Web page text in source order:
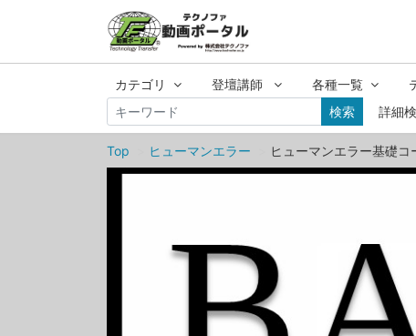
カテゴリ 登壇講師 各種一覧
検索
詳細
Top ヒューマンエラー ヒューマンエラー基礎コ